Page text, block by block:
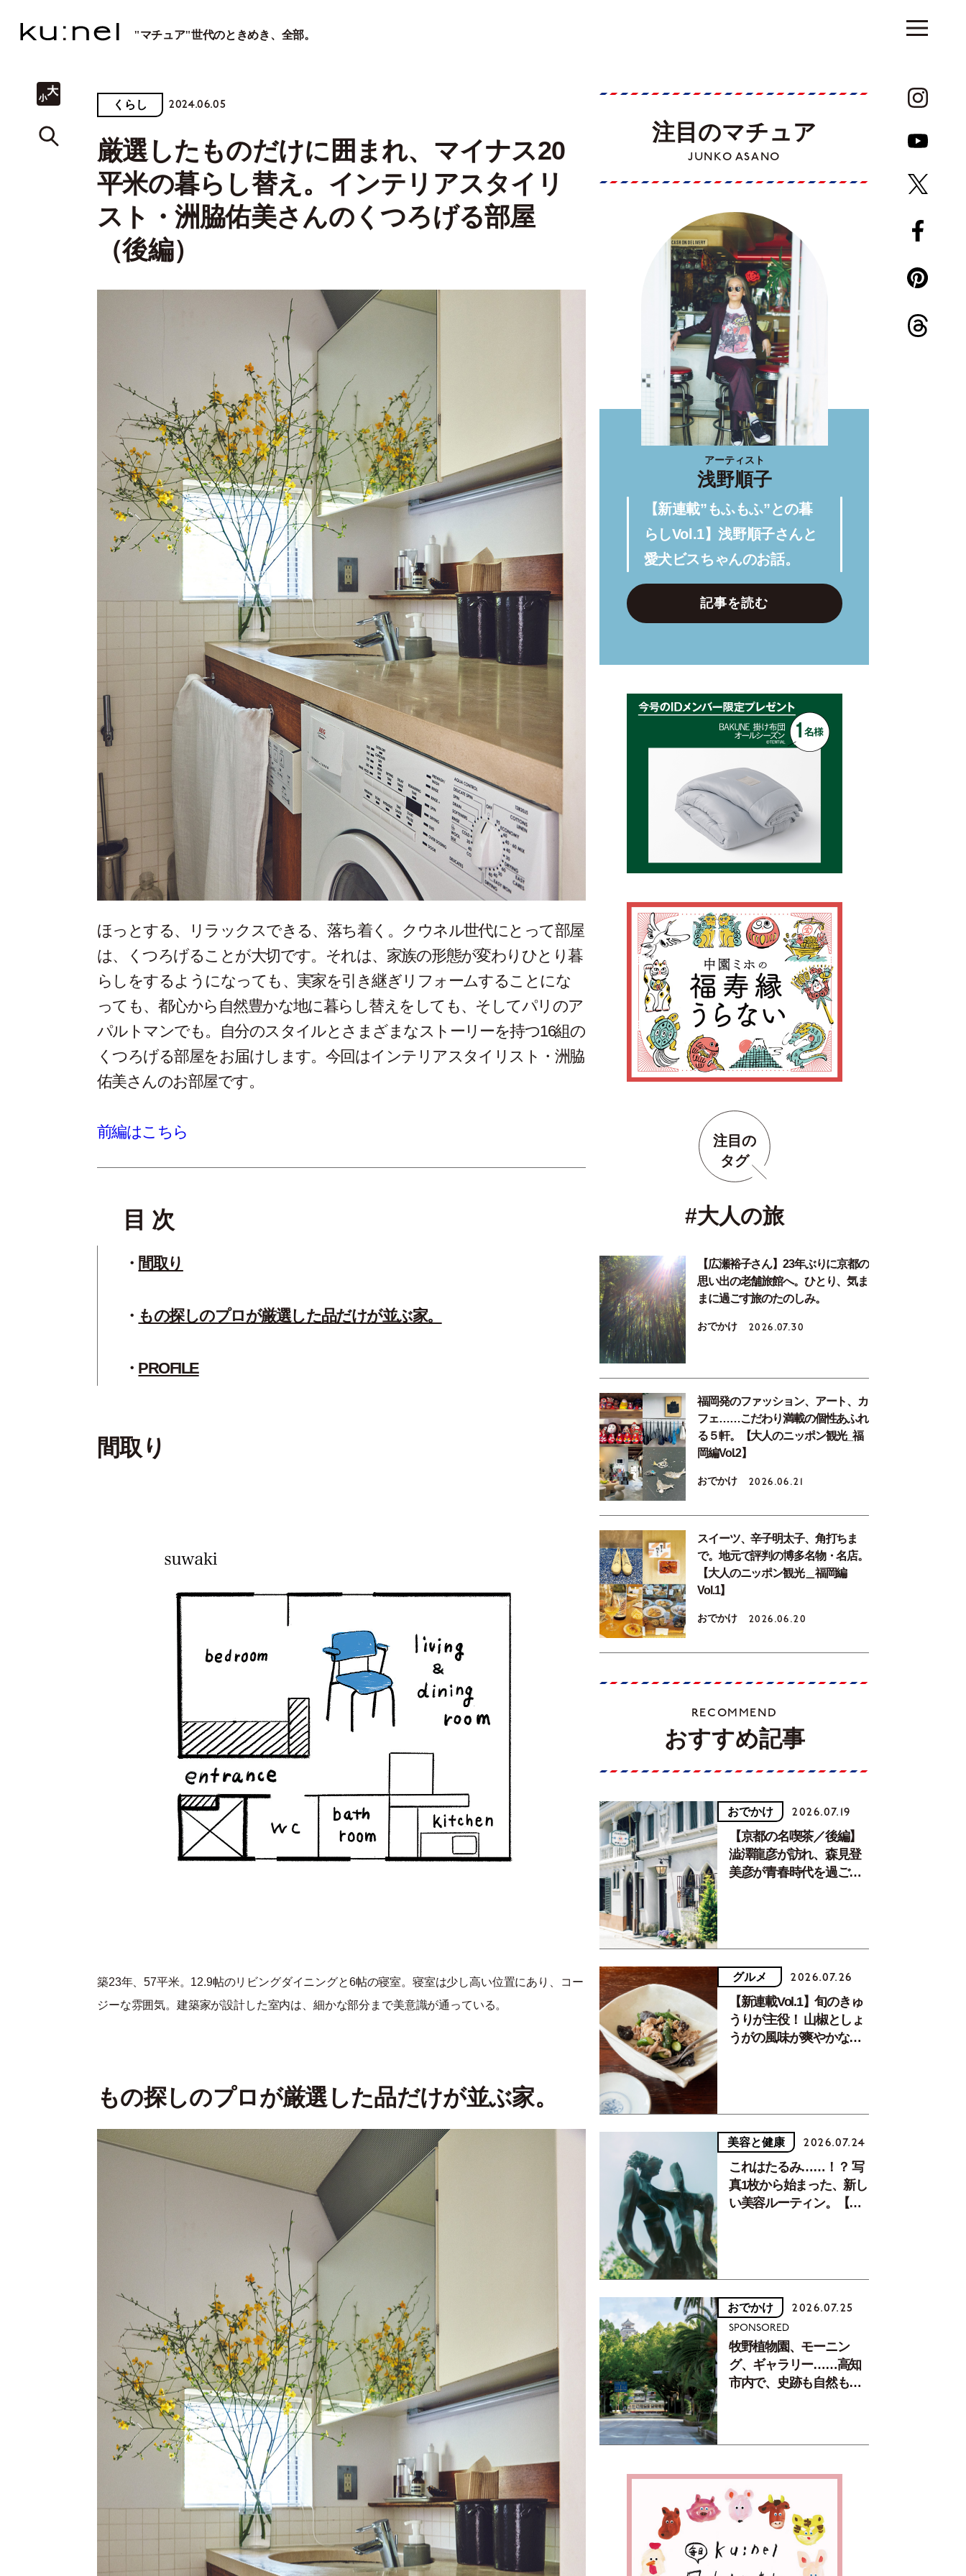
"マチュア"世代のときめき、全部。
くらし 2024.06.05
厳選したものだけに囲まれ、マイナス20
平米の暮らし替え。インテリアスタイリ
スト・洲脇佑美さんのくつろげる部屋
（後編）
ほっとする、リラックスできる、落ち着く。クウネル世代にとって部屋
は、くつろげることが大切です。それは、家族の形態が変わりひとり暮
らしをするようになっても、実家を引き継ぎリフォームすることにな
っても、都心から自然豊かな地に暮らし替えをしても、そしてパリのア
パルトマンでも。自分のスタイルとさまざまなストーリーを持つ16組の
くつろげる部屋をお届けします。今回はインテリアスタイリスト・洲脇
佑美さんのお部屋です。
前編はこちら
目 次
間取り
もの探しのプロが厳選した品だけが並ぶ家。
PROFILE
間取り
築23年、57平米。12.9帖のリビングダイニングと6帖の寝室。寝室は少し高い位置にあり、コー
ジーな雰囲気。建築家が設計した室内は、細かな部分まで美意識が通っている。
もの探しのプロが厳選した品だけが並ぶ家。
注目のマチュア
JUNKO ASANO
アーティスト
浅野順子
【新連載”もふもふ”との暮
らしVol.1】浅野順子さんと
愛犬ビスちゃんのお話。
記事を読む
注目の
タグ
#大人の旅
【広瀬裕子さん】23年ぶりに京都の
思い出の老舗旅館へ。ひとり、気ま
まに過ごす旅のたのしみ。
おでかけ 2026.07.30
福岡発のファッション、アート、カ
フェ……こだわり満載の個性あふれ
る５軒。【大人のニッポン観光_福
岡編Vol.2】
おでかけ 2026.06.21
スイーツ、辛子明太子、角打ちま
で。地元で評判の博多名物・名店。
【大人のニッポン観光＿福岡編
Vol.1】
おでかけ 2026.06.20
RECOMMEND
おすすめ記事
おでかけ 2026.07.19
【京都の名喫茶／後編】
澁澤龍彦が訪れ、森見登
美彦が青春時代を過ごし
グルメ 2026.07.26
【新連載Vol.1】旬のきゅ
うりが主役！ 山椒としょ
うがの風味が爽やかな、
美容と健康 2026.07.24
これはたるみ……！？ 写
真1枚から始まった、新し
い美容ルーティン。【中
おでかけ 2026.07.25
SPONSORED
牧野植物園、モーニン
グ、ギャラリー……高知
市内で、史跡も自然もグ